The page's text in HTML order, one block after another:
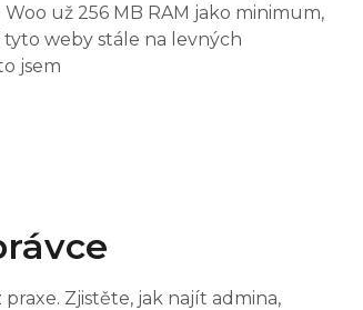
už 256 MB RAM jako minimum,
tyto weby stále na levných
jsem
Zjistěte, jak najít admina,